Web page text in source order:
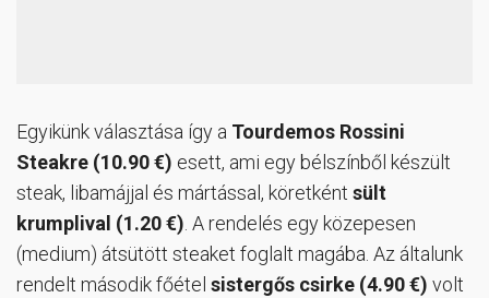
Egyikünk választása így a Tourdemos Rossini
Steakre (10.90 €) esett, ami egy bélszínből készült
steak, libamájjal és mártással, köretként sült
krumplival (1.20 €). A rendelés egy közepesen
(medium) átsütött steaket foglalt magába. Az általunk
rendelt második főétel sistergős csirke (4.90 €) volt